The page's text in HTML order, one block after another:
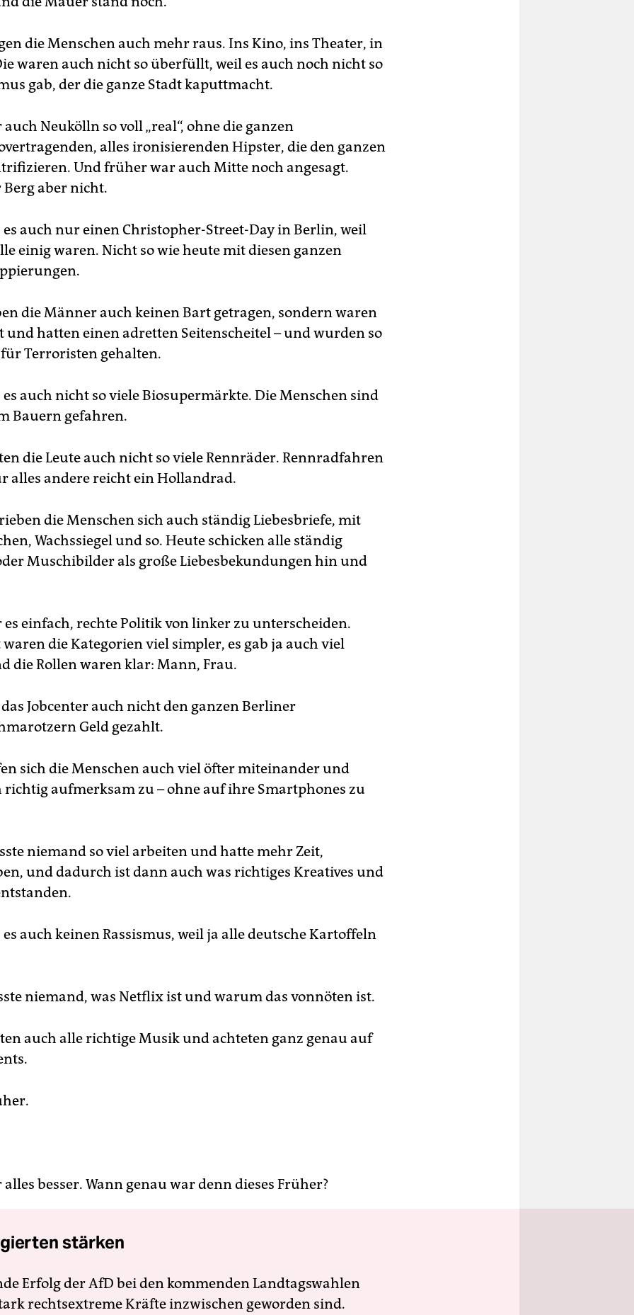
die Menschen auch mehr raus. Ins Kino, ins Theater, in
waren auch nicht so überfüllt, weil es auch noch nicht so
gab, der die ganze Stadt kaputtmacht.
Neukölln so voll „real“, ohne die ganzen
alles ironisierenden Hipster, die den ganzen
Und früher war auch Mitte noch angesagt.
aber nicht.
auch nur einen Christopher-Street-Day in Berlin, weil
einig waren. Nicht so wie heute mit diesen ganzen
die Männer auch keinen Bart getragen, sondern waren
und hatten einen adretten Seitenscheitel – und wurden so
Terroristen gehalten.
auch nicht so viele Biosupermärkte. Die Menschen sind
Bauern gefahren.
die Leute auch nicht so viele Rennräder. Rennradfahren
alles andere reicht ein Hollandrad.
die Menschen sich auch ständig Liebesbriefe, mit
Wachssiegel und so. Heute schicken alle ständig
Muschibilder als große Liebesbekundungen hin und
einfach, rechte Politik von linker zu unterscheiden.
die Kategorien viel simpler, es gab ja auch viel
die Rollen waren klar: Mann, Frau.
Jobcenter auch nicht den ganzen Berliner
Geld gezahlt.
sich die Menschen auch viel öfter miteinander und
richtig aufmerksam zu – ohne auf ihre Smartphones zu
niemand so viel arbeiten und hatte mehr Zeit,
und dadurch ist dann auch was richtiges Kreatives und
auch keinen Rassismus, weil ja alle deutsche Kartoffeln
niemand, was Netflix ist und warum das vonnöten ist.
auch alle richtige Musik und achteten ganz genau auf
besser. Wann genau war denn dieses Früher?
stärken
Erfolg der AfD bei den kommenden Landtagswahlen
rechtsextreme Kräfte inzwischen geworden sind.